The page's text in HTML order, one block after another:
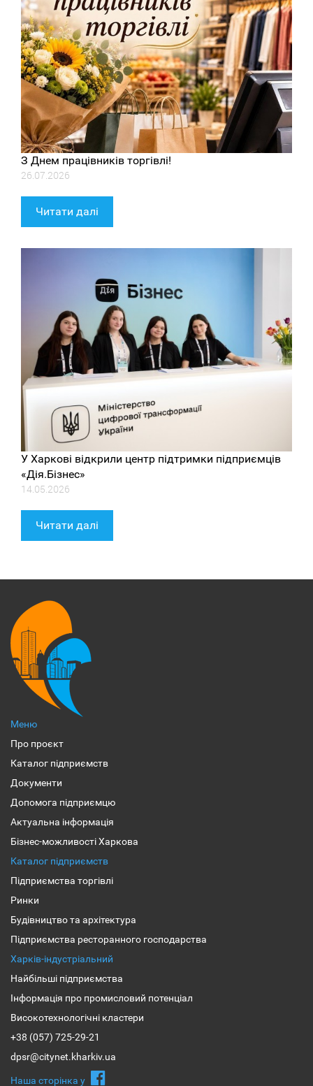
З Днем працівників торгівлі!
26.07.2026
Читати далі
У Харкові відкрили центр підтримки підприємців
«Дія.Бізнес»
14.05.2026
Читати далі
Меню
Про проєкт
Каталог підприємств
Документи
Допомога підприємцю
Актуальна інформація
Бізнес-можливості Харкова
Каталог підприємств
Підприємства торгівлі
Ринки
Будівництво та архітектура
Підприємства ресторанного господарства
Харків-індустріальний
Найбільші підприємства
Інформація про промисловий потенціал
Високотехнологічні кластери
+38 (057) 725-29-21
dpsr@citynet.kharkiv.ua
Наша сторiнка у